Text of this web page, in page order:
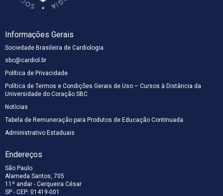
Informações Gerais
Sociedade Brasileira de Cardiologia
sbc@cardiol.br
Política de Privacidade
Política de Termos e Condições Gerais de Uso – Cursos à Distância da
Universidade do Coração SBC
Notícias
Tabela de Remuneração para Produtos de Educação Continuada
Administrativo Estaduais
Endereços
São Paulo
Alameda Santos, 705
11º andar - Cerqueira César
SP - CEP: 01419-001